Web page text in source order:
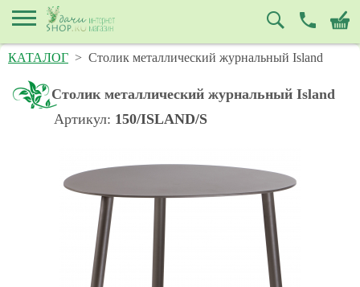
КАТАЛОГ > Столик металлический журнальный Island
Столик металлический журнальный Island
Артикул: 150/ISLAND/S